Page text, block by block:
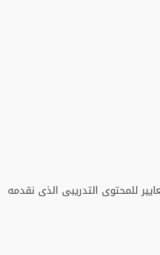
للمحتوى التدريبى الذى نقدمه